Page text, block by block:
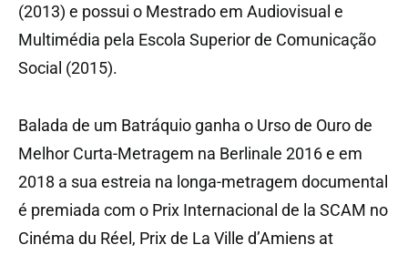
(2013) e possui o Mestrado em Audiovisual e
Multimédia pela Escola Superior de Comunicação
Social (2015).
Balada de um Batráquio ganha o Urso de Ouro de
Melhor Curta-Metragem na Berlinale 2016 e em
2018 a sua estreia na longa-metragem documental
é premiada com o Prix Internacional de la SCAM no
Cinéma du Réel, Prix de La Ville d’Amiens at